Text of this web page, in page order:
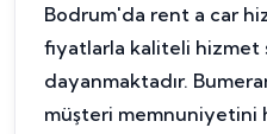
Bodrum'da rent a car
fiyatlarla kaliteli hizmet
dayanmaktadır.
müşteri memnuniyetini